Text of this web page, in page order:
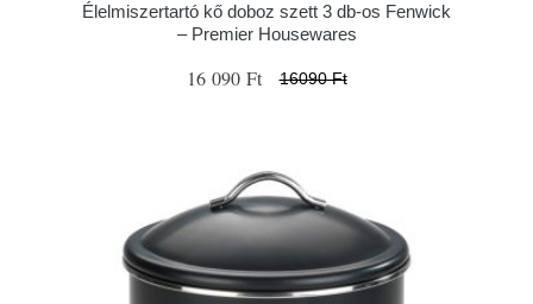
Élelmiszertartó kő doboz szett 3 db-os Fenwick
– Premier Housewares
16 090 Ft 16090 Ft